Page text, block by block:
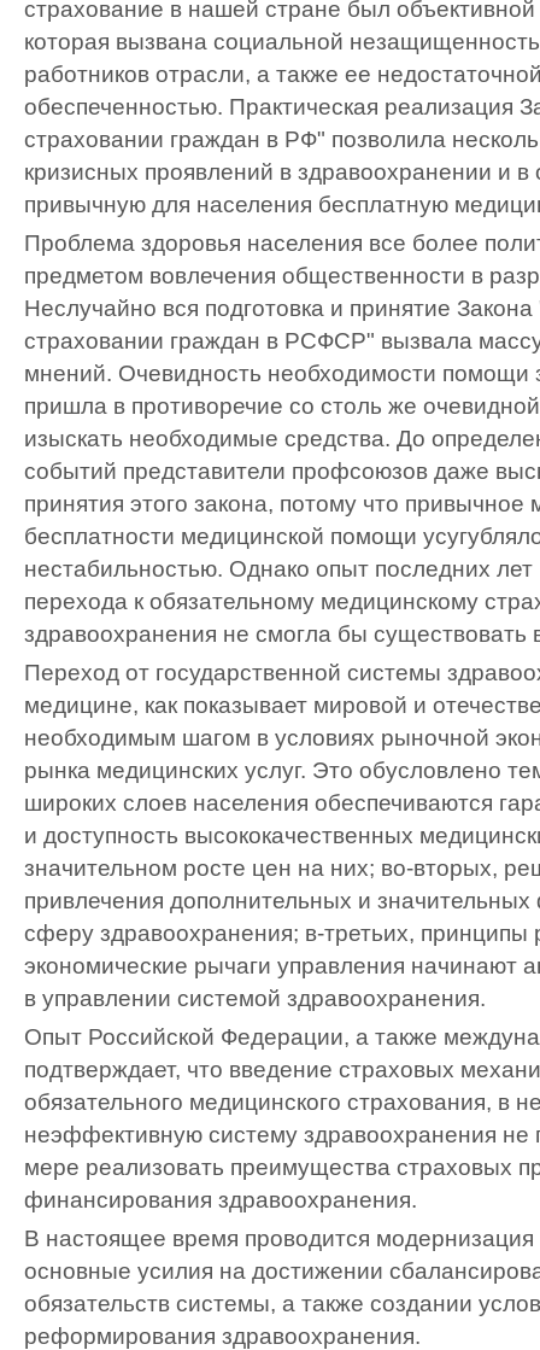
страхование в нашей стране был
которая вызвана социальной
работников отрасли, а также ее
обеспеченностью. Практическая реализация
страховании граждан в РФ" позволила
кризисных проявлений в здравоохранении и
привычную для населения бесплатную
Проблема здоровья населения все более
предметом вовлечения общественности в
Неслучайно вся подготовка и принятие
страховании граждан в РСФСР" вызвала
мнений. Очевидность необходимости помощи
пришла в противоречие со столь же
изыскать необходимые средства. До
событий представители профсоюзов даже
принятия этого закона, потому что привычное
бесплатности медицинской помощи
нестабильностью. Однако опыт последних лет
перехода к обязательному медицинскому
здравоохранения не смогла бы существовать
Переход от государственной системы
медицине, как показывает мировой и
необходимым шагом в условиях рыночной
рынка медицинских услуг. Это обусловлено
широких слоев населения обеспечиваются
и доступность высококачественных
значительном росте цен на них; во-вторых,
привлечения дополнительных и
сферу здравоохранения; в-третьих, принципы
экономические рычаги управления начинают
в управлении системой здравоохранения.
Опыт Российской Федерации, а также
подтверждает, что введение страховых
обязательного медицинского страхования, в
неэффективную систему здравоохранения не
мере реализовать преимущества страховых
финансирования здравоохранения.
В настоящее время проводится
основные усилия на достижении
обязательств системы, а также создании
реформирования здравоохранения.